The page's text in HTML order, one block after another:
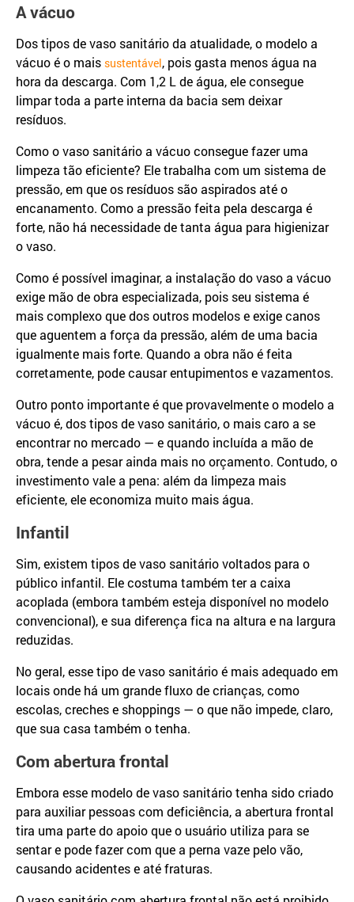
A vácuo
Dos tipos de vaso sanitário da atualidade, o modelo a
vácuo é o mais sustentável, pois gasta menos água na
hora da descarga. Com 1,2 L de água, ele consegue
limpar toda a parte interna da bacia sem deixar
resíduos.
Como o vaso sanitário a vácuo consegue fazer uma
limpeza tão eficiente? Ele trabalha com um sistema de
pressão, em que os resíduos são aspirados até o
encanamento. Como a pressão feita pela descarga é
forte, não há necessidade de tanta água para higienizar
o vaso.
Como é possível imaginar, a instalação do vaso a vácuo
exige mão de obra especializada, pois seu sistema é
mais complexo que dos outros modelos e exige canos
que aguentem a força da pressão, além de uma bacia
igualmente mais forte. Quando a obra não é feita
corretamente, pode causar entupimentos e vazamentos.
Outro ponto importante é que provavelmente o modelo a
vácuo é, dos tipos de vaso sanitário, o mais caro a se
encontrar no mercado — e quando incluída a mão de
obra, tende a pesar ainda mais no orçamento. Contudo, o
investimento vale a pena: além da limpeza mais
eficiente, ele economiza muito mais água.
Infantil
Sim, existem tipos de vaso sanitário voltados para o
público infantil. Ele costuma também ter a caixa
acoplada (embora também esteja disponível no modelo
convencional), e sua diferença fica na altura e na largura
reduzidas.
No geral, esse tipo de vaso sanitário é mais adequado em
locais onde há um grande fluxo de crianças, como
escolas, creches e shoppings — o que não impede, claro,
que sua casa também o tenha.
Com abertura frontal
Embora esse modelo de vaso sanitário tenha sido criado
para auxiliar pessoas com deficiência, a abertura frontal
tira uma parte do apoio que o usuário utiliza para se
sentar e pode fazer com que a perna vaze pelo vão,
causando acidentes e até fraturas.